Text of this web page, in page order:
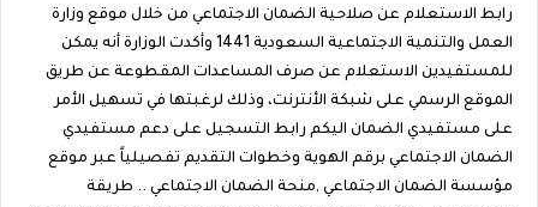
رابط الاستعلام عن صلاحية الضمان الاجتماعي من خلال موقع وزارة
العمل والتنمية الاجتماعية السعودية 1441 وأكدت الوزارة أنه يمكن
للمستفيدين الاستعلام عن صرف المساعدات المقطوعة عن طريق
الموقع الرسمي على شبكة الأنترنت، وذلك لرغبتها في تسهيل الأمر
على مستفيدي الضمان اليكم رابط التسجيل على دعم مستفيدي
الضمان الاجتماعي برقم الهوية وخطوات التقديم تفصيلياً عبر موقع
مؤسسة الضمان الاجتماعي ,منحة الضمان الاجتماعي .. طريقة